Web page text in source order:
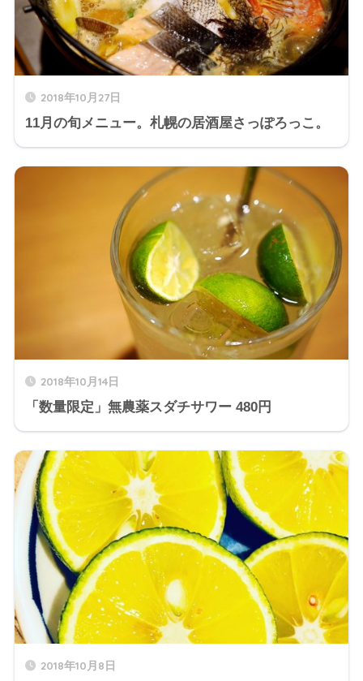
2018年10月27日
11月の旬メニュー。札幌の居酒屋さっぽろっこ。
2018年10月14日
「数量限定」無農薬スダチサワー 480円
2018年10月8日